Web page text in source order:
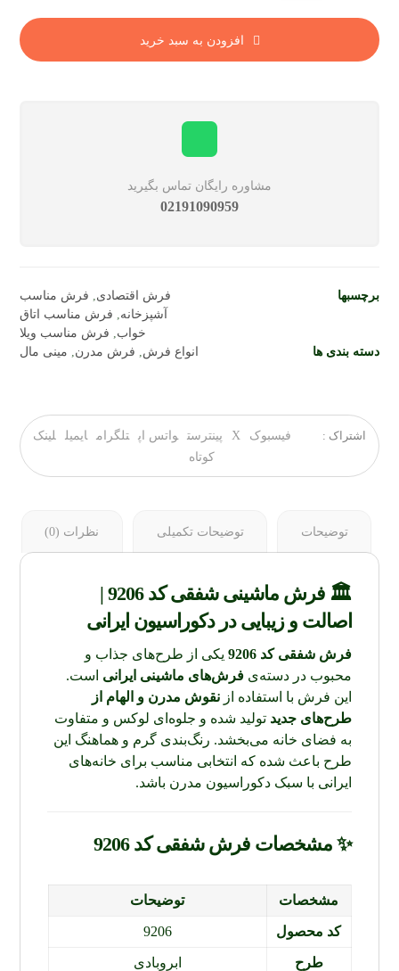
افزودن به سبد خرید
مشاوره رایگان تماس بگیرید
02191090959
برچسبها فرش اقتصادی
فرش مناسب
آشپزخانه
فرش مناسب اتاق
خواب
فرش مناسب ویلا
دسته بندی ها
انواع فرش فرش مدرن مینی مال
فیسبوک X پینترست واتس اپ تلگرام ایمیل
لینک
کوتاه
توضیحات توضیحات تکمیلی نظرات (0)
🏛 فرش ماشینی شفقی کد 9206 |
اصالت و زیبایی در دکوراسیون ایرانی
فرش شفقی کد 9206
یکی از طرح‌های جذاب و
محبوب در دسته‌یفرش‌های ماشینی ایرانی است.
این فرش با استفاده ازنقوش مدرن و الهام از
طرح‌های جدید تولید شده و جلوه‌ای لوکس و متفاوت
به فضای خانه می‌بخشد. رنگ‌بندی گرم و هماهنگ این
طرح باعث شده که انتخابی مناسب برای خانه‌های
ایرانی با سبک دکوراسیون مدرن باشد.
✨ مشخصات فرش شفقی کد 9206
مشخصات توضیحات
کد محصول 9206
طرح ابروبادی